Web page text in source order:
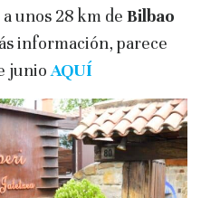
unos 28 km de Bilbao
información, parece
junio AQUÍ